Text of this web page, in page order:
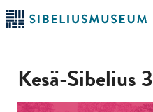
Siirry
pääsisältöön
Kesä-Sibelius 3